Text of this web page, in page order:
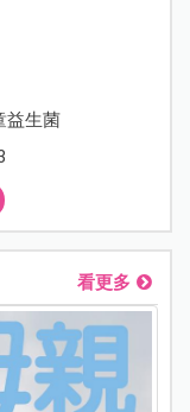
益生菌
看更多